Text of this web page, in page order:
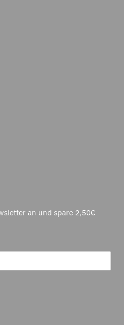
an und spare 2,50€